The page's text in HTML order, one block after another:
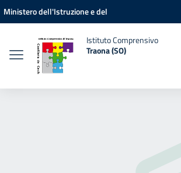
Vai ai contenuti
Vai al menu di navigazione
Vai al footer
Ministero dell'Istruzione e del
Istituto Comprensivo
Traona (SO)